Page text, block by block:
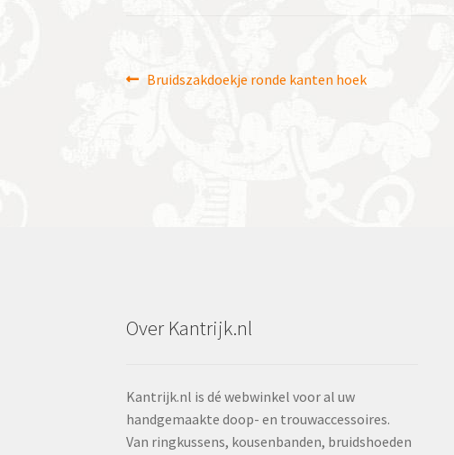
Bericht
Vorig
Bruidszakdoekje ronde kanten hoek
Over Kantrijk.nl
Kantrijk.nl is dé webwinkel voor al uw
handgemaakte doop- en trouwaccessoires.
Van ringkussens, kousenbanden, bruidshoeden